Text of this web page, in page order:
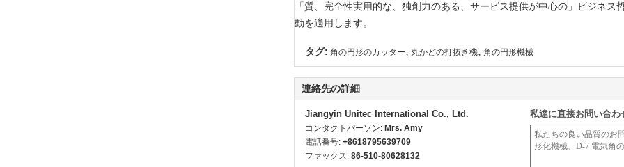
「質、完全性実用的な、独創力のある、サービス提供が中心の」ビジネ
動を適用します。
タグ: 角の円形のカッター, 丸かどの打抜き機, 角の円形機械
連絡先の詳細
Jiangyin Unitec International Co., Ltd.
コンタクトパーソン: Mrs. Amy
電話番号: +8618795639709
ファックス: 86-510-80628132
私達に直接お問い合わ